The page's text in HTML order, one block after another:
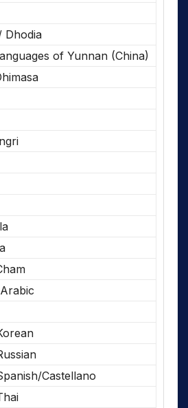
Dhodia
of Yunnan (China)
Castellano